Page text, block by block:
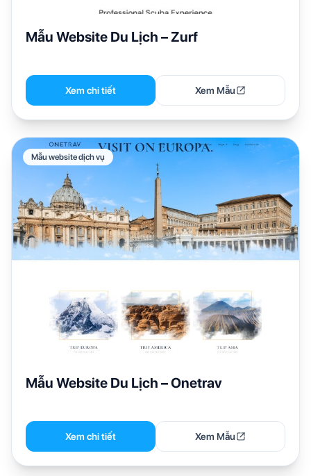
Mẫu Website Du Lịch – Zurf
Xem chi tiết Xem Mẫu
Mẫu website dịch vụ
Mẫu Website Du Lịch – Onetrav
Xem chi tiết Xem Mẫu